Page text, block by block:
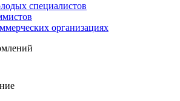
специалистов
организациях